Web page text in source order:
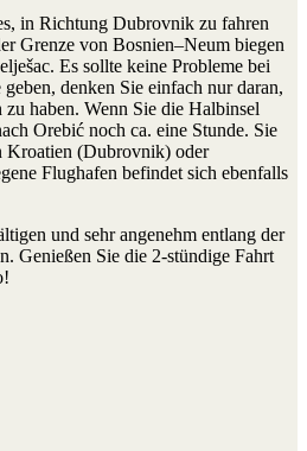
in Richtung Dubrovnik zu fahren
Grenze von Bosnien–Neum biegen
Es sollte keine Probleme bei
denken Sie einfach nur daran,
haben. Wenn Sie die Halbinsel
Orebić noch ca. eine Stunde. Sie
Kroatien (Dubrovnik) oder
Flughafen befindet sich ebenfalls
und sehr angenehm entlang der
Genießen Sie die 2-stündige Fahrt